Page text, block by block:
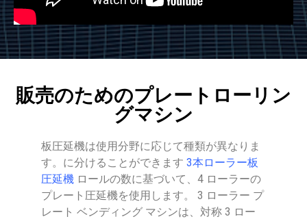
販売のためのプレートローリン
グマシン
板圧延機は使用分野に応じて種類が異なりま
す。に分けることができます 3本ローラー板
圧延機 ロールの数に基づいて、4 ローラーの
プレート圧延機を使用します。 3 ローラー プ
レート ベンディング マシンは、対称 3 ロー